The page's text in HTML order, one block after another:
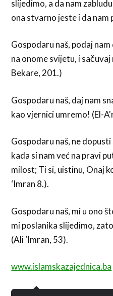
slijedimo, a da nam
ona stvarno jeste i da nam
Gospodaru naš, podaj
na onome svijetu, i
Bekare, 201.)
Gospodaru naš, daj nam
kao vjernici umremo! (El-
Gospodaru naš, ne
kada si nam već na pravi
milost; Ti si, uistinu, Onaj
‘Imran 8.).
Gospodaru naš, mi u ono
mi poslanika slijedimo,
(Ali ‘Imran, 53).
www.islamskazajednica.ba